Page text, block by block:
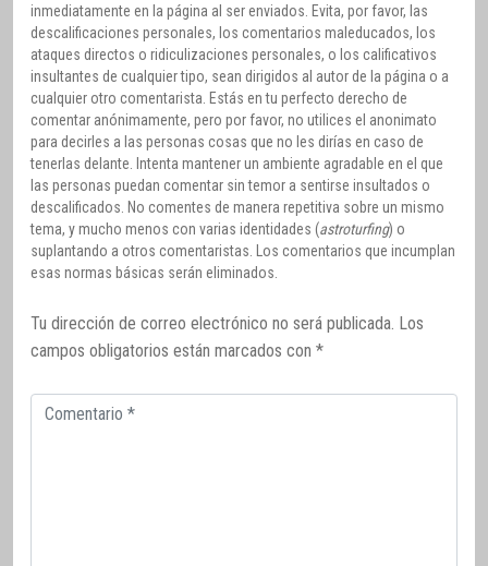
inmediatamente en la página al ser enviados. Evita, por favor, las
descalificaciones personales, los comentarios maleducados, los
ataques directos o ridiculizaciones personales, o los calificativos
insultantes de cualquier tipo, sean dirigidos al autor de la página o a
cualquier otro comentarista. Estás en tu perfecto derecho de
comentar anónimamente, pero por favor, no utilices el anonimato
para decirles a las personas cosas que no les dirías en caso de
tenerlas delante. Intenta mantener un ambiente agradable en el que
las personas puedan comentar sin temor a sentirse insultados o
descalificados. No comentes de manera repetitiva sobre un mismo
tema, y mucho menos con varias identidades (astroturfing) o
suplantando a otros comentaristas. Los comentarios que incumplan
esas normas básicas serán eliminados.
Tu dirección de correo electrónico no será publicada. Los
campos obligatorios están marcados con *
Comentario